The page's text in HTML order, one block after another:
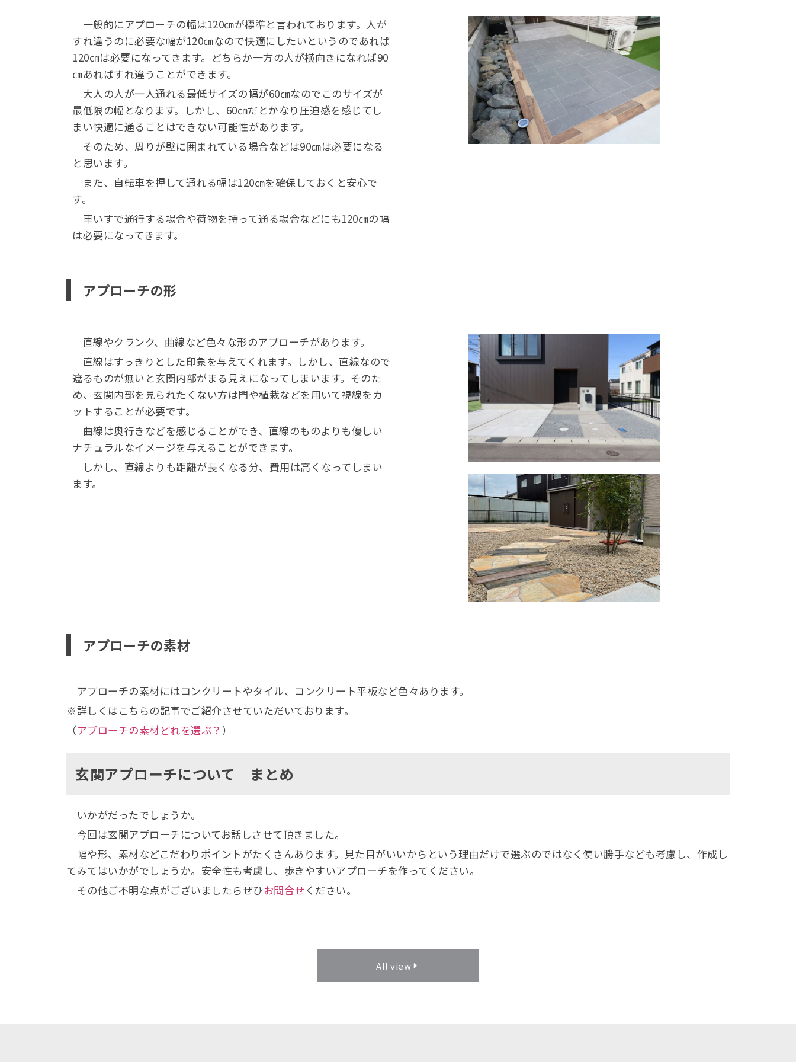
一般的にアプローチの幅は120㎝が標準と言われております。人が
すれ違うのに必要な幅が120㎝なので快適にしたいというのであれば
120㎝は必要になってきます。どちらか一方の人が横向きになれば90
㎝あればすれ違うことができます。
大人の人が一人通れる最低サイズの幅が60㎝なのでこのサイズが
最低限の幅となります。
しかし、60㎝だとかなり圧迫感を感じてし
まい快適に通ることはできない可能性があります。
そのため、周りが壁に囲まれている場合などは90㎝は必要になる
と思います。
また、自転車を押して通れる幅は120㎝を確保しておくと安心で
す。
車いすで通行する場合や荷物を持って通る場合などにも120㎝の幅
は必要になってきます。
アプローチの形
直線やクランク、曲線など色々な形のアプローチがあります。
直線はすっきりとした印象を与えてくれます。しかし、直線なので
遮るものが無いと玄関内部がまる見えになってしまいます。そのた
め、 玄関内部を見られたくない方は門や植栽などを用いて視線をカ
ットすることが必要です。
曲線は奥行きなどを感じることができ、直線のものよりも優しい
ナチュラルなイメージを与えることができます。
しかし、直線よりも距離が長くなる分、費用は高くなってしまい
ます。
アプローチの素材
アプローチの素材にはコンクリートやタイル、コンクリート平板など色々あります。
※詳しくはこちらの記事でご紹介させていただいております。
（アプローチの素材どれを選ぶ？ ）
玄関アプローチについて まとめ
いかがだったでしょうか。
今回は玄関アプローチについてお話しさせて頂きました。
幅や形、素材などこだわりポイントがたくさんあります。見た目がいいからという理由だけで選ぶのではなく使い勝手なども考慮し、作成し
てみてはいかがでしょうか。安全性も考慮し、歩きやすいアプローチを作ってください。
その他ご不明な点がございましたらぜひお問合せください。
All view